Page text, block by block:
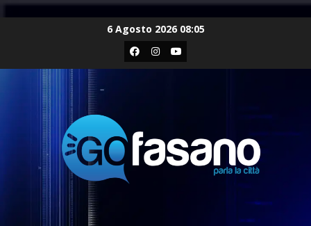
6 Agosto 2026 08:05
Facebook
Instagram
Youtube